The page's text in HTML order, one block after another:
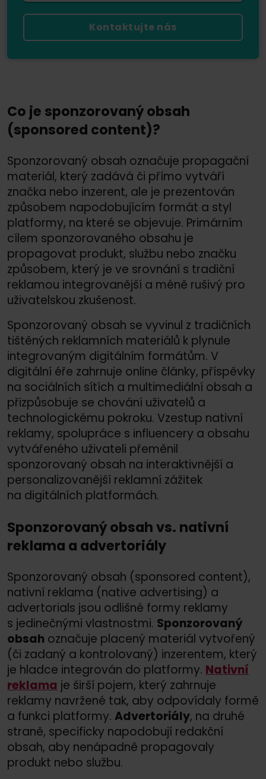
Kontaktujte nás
Co je sponzorovaný obsah
(sponsored content)?
Sponzorovaný obsah označuje propagační
materiál, který zadává či přímo vytváří
značka nebo inzerent, ale je prezentován
způsobem napodobujícím formát a styl
platformy, na které se objevuje. Primárním
cílem sponzorovaného obsahu je
propagovat produkt, službu nebo značku
způsobem, který je ve srovnání s tradiční
reklamou integrovanější a méně rušivý pro
uživatelskou zkušenost.
Sponzorovaný obsah se vyvinul z tradičních
tištěných reklamních materiálů k plynule
integrovaným digitálním formátům. V
digitální éře zahrnuje online články, příspěvky
na sociálních sítích a multimediální obsah a
přizpůsobuje se chování uživatelů a
technologickému pokroku. Vzestup nativní
reklamy, spolupráce s influencery a obsahu
vytvářeného uživateli přeměnil
sponzorovaný obsah na interaktivnější a
personalizovanější reklamní zážitek
na digitálních platformách.
Sponzorovaný obsah vs. nativní
reklama a advertoriály
Sponzorovaný obsah (sponsored content),
nativní reklama (native advertising) a
advertorials jsou odlišné formy reklamy
s jedinečnými vlastnostmi. Sponzorovaný
obsah označuje placený materiál vytvořený
(či zadaný a kontrolovaný) inzerentem, který
je hladce integrován do platformy. Nativní
reklama je širší pojem, který zahrnuje
reklamy navržené tak, aby odpovídaly formě
a funkci platformy. Advertoriály, na druhé
straně, specificky napodobují redakční
obsah, aby nenápadně propagovaly
produkt nebo službu.